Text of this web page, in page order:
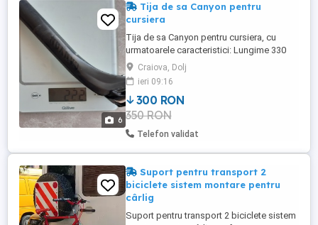
6
Tija de sa Canyon pentru
cursiera
Tija de sa Canyon pentru cursiera, cu
urmatoarele caracteristici: Lungime 330
mm Seatback 15 - 35 mm Grosime 27,2
mm Greutate 222 g Trimit in tara prin curier
cu verificare colet.
Craiova, Dolj
ieri 09:16
300 RON
350 RON
Telefon validat
Suport pentru transport 2
biciclete sistem montare pentru
cârlig
Suport pentru transport 2 biciclete sistem